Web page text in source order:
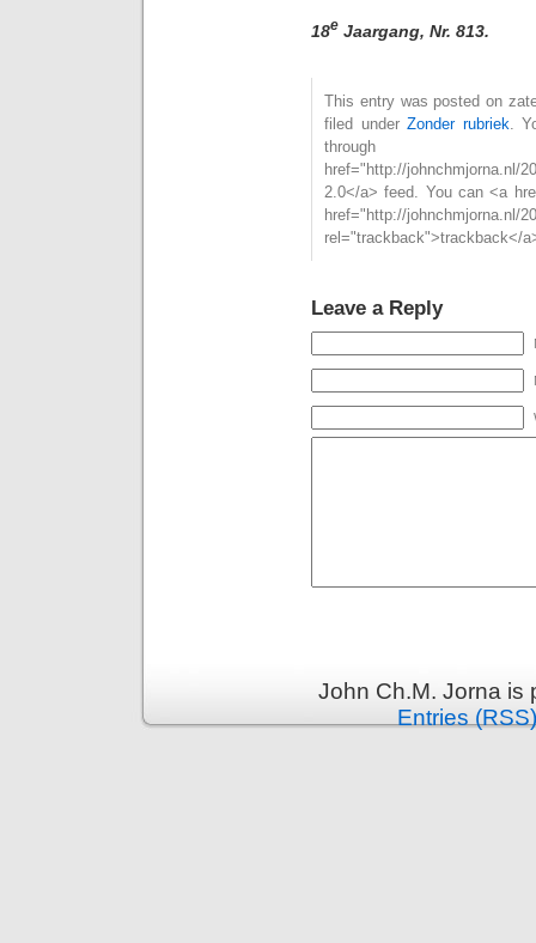
18e Jaargang, Nr. 813.
This entry was posted on
filed underZonder rubriek .
href="http://johnchmjorna.nl/
2.0</a> feed. You can <a
href="http://johnchmjorna.nl/
rel="trackback">trackback</
Leave a Reply
John Ch.M. Jorna
Entries (RSS)